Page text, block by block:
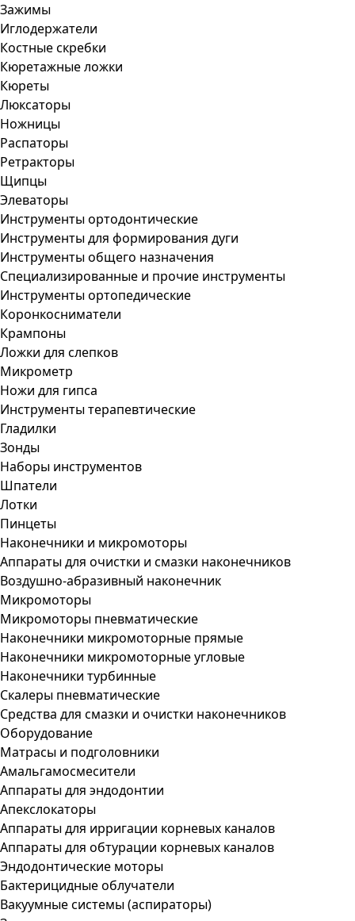
Зажимы
Иглодержатели
Костные скребки
Кюретажные ложки
Кюреты
Люксаторы
Ножницы
Распаторы
Ретракторы
Щипцы
Элеваторы
Инструменты ортодонтические
Инструменты для формирования дуги
Инструменты общего назначения
Специализированные и прочие инструменты
Инструменты ортопедические
Коронкосниматели
Крампоны
Ложки для слепков
Микрометр
Ножи для гипса
Инструменты терапевтические
Гладилки
Зонды
Наборы инструментов
Шпатели
Лотки
Пинцеты
Наконечники и микромоторы
Аппараты для очистки и смазки наконечников
Воздушно-абразивный наконечник
Микромоторы
Микромоторы пневматические
Наконечники микромоторные прямые
Наконечники микромоторные угловые
Наконечники турбинные
Скалеры пневматические
Средства для смазки и очистки наконечников
Оборудование
Матрасы и подголовники
Амальгамосмесители
Аппараты для эндодонтии
Апекслокаторы
Аппараты для ирригации корневых каналов
Аппараты для обтурации корневых каналов
Эндодонтические моторы
Бактерицидные облучатели
Вакуумные системы (аспираторы)